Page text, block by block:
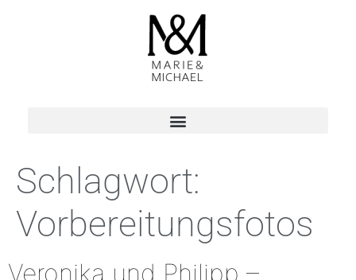
Schlagwort:
Vorbereitungsfotos
Veronika und Philipp –